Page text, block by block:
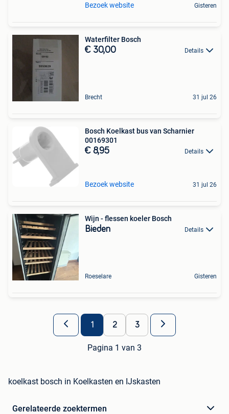
Bezoek website Gisteren
Waterfilter Bosch
€ 30,00 Details
Brecht 31 jul 26
Bosch Koelkast bus van Scharnier
00169301
€ 8,95 Details
Bezoek website 31 jul 26
Wijn - flessen koeler Bosch
Bieden Details
Roeselare Gisteren
1 2 3
Pagina 1 van 3
koelkast bosch in Koelkasten en IJskasten
Gerelateerde zoektermen